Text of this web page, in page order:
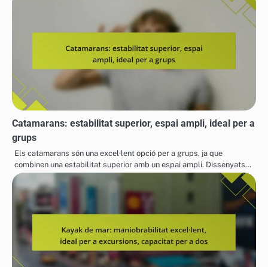
Catamarans: estabilitat superior, espai ampli, ideal per a
grups
Els catamarans són una excel·lent opció per a grups, ja que
combinen una estabilitat superior amb un espai ampli. Dissenyats…